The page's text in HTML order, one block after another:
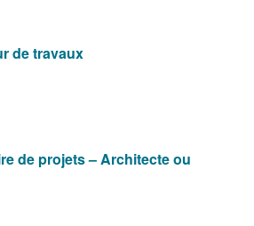
de travaux
de projets – Architecte ou